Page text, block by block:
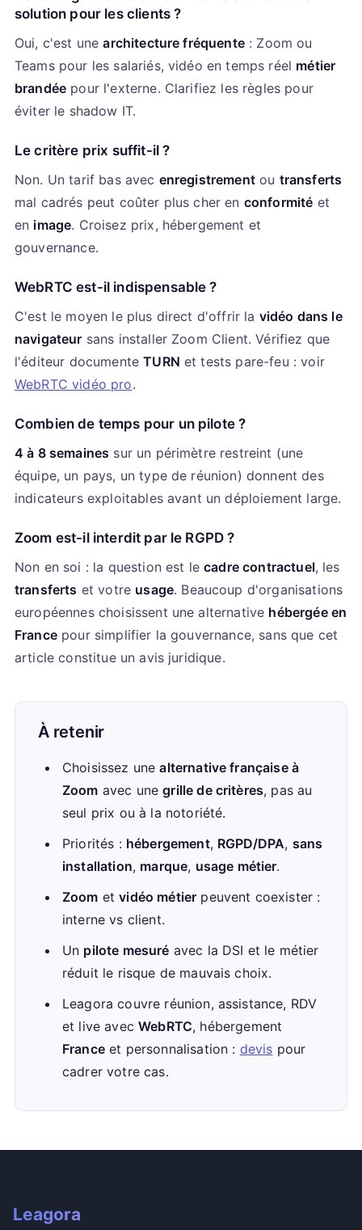
solution pour les clients ?
Oui, c'est unearchitecture fréquente: Zoom ou
Teams pour les salariés, vidéo en temps réel métier
brandée pour l'externe. Clarifiez les règles pour
éviter le shadow IT.
Le critère prix suffit-il ?
Non. Un tarif bas avec enregistrementou transferts
mal cadrés peut coûter plus cher en conformité et
en image. Croisez prix, hébergement et
gouvernance.
WebRTC est-il indispensable ?
C'est le moyen le plus direct d'offrir la vidéo dans le
navigateur sans installer Zoom Client. Vérifiez que
l'éditeur documenteTURN et tests pare-feu : voir
WebRTC vidéo pro.
Combien de temps pour un pilote ?
4 à 8 semaines sur un périmètre restreint (une
équipe, un pays, un type de réunion) donnent des
indicateurs exploitables avant un déploiement large.
Zoom est-il interdit par le RGPD ?
Non en soi : la question est lecadre contractuel, les
transferts et votre usage. Beaucoup d'organisations
européennes choisissent une alternative hébergée en
Francepour simplifier la gouvernance, sans que cet
article constitue un avis juridique.
À retenir
Choisissez unealternative française à
Zoom avec unegrille de critères, pas au
seul prix ou à la notoriété.
Priorités : hébergement, RGPD/DPA, sans
installation, marque, usage métier.
Zoom etvidéo métier peuvent coexister :
interne vs client.
Un pilote mesuré avec la DSI et le métier
réduit le risque de mauvais choix.
Leagora couvre réunion, assistance, RDV
et live avecWebRTC, hébergement
Franceet personnalisation : devis pour
cadrer votre cas.
Leagora